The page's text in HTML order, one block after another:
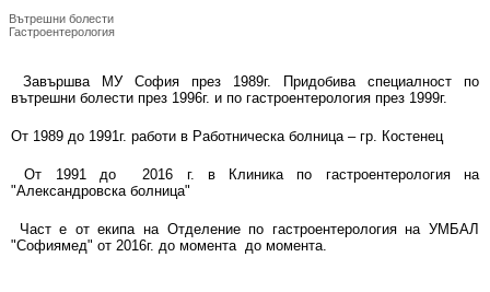
Вътрешни болести
Гастроентерология
Завършва МУ София през 1989г. Придобива специалност по
вътрешни болести през 1996г. и по гастроентерология през 1999г.
От 1989 до 1991г. работи в Работническа болница – гр. Костенец
От 1991 до 2016 г. в Клиника по гастроентерология на
"Александровска болница"
Част е от екипа на Отделение по гастроентерология на УМБАЛ
"Софиямед" от 2016г. до момента до момента.